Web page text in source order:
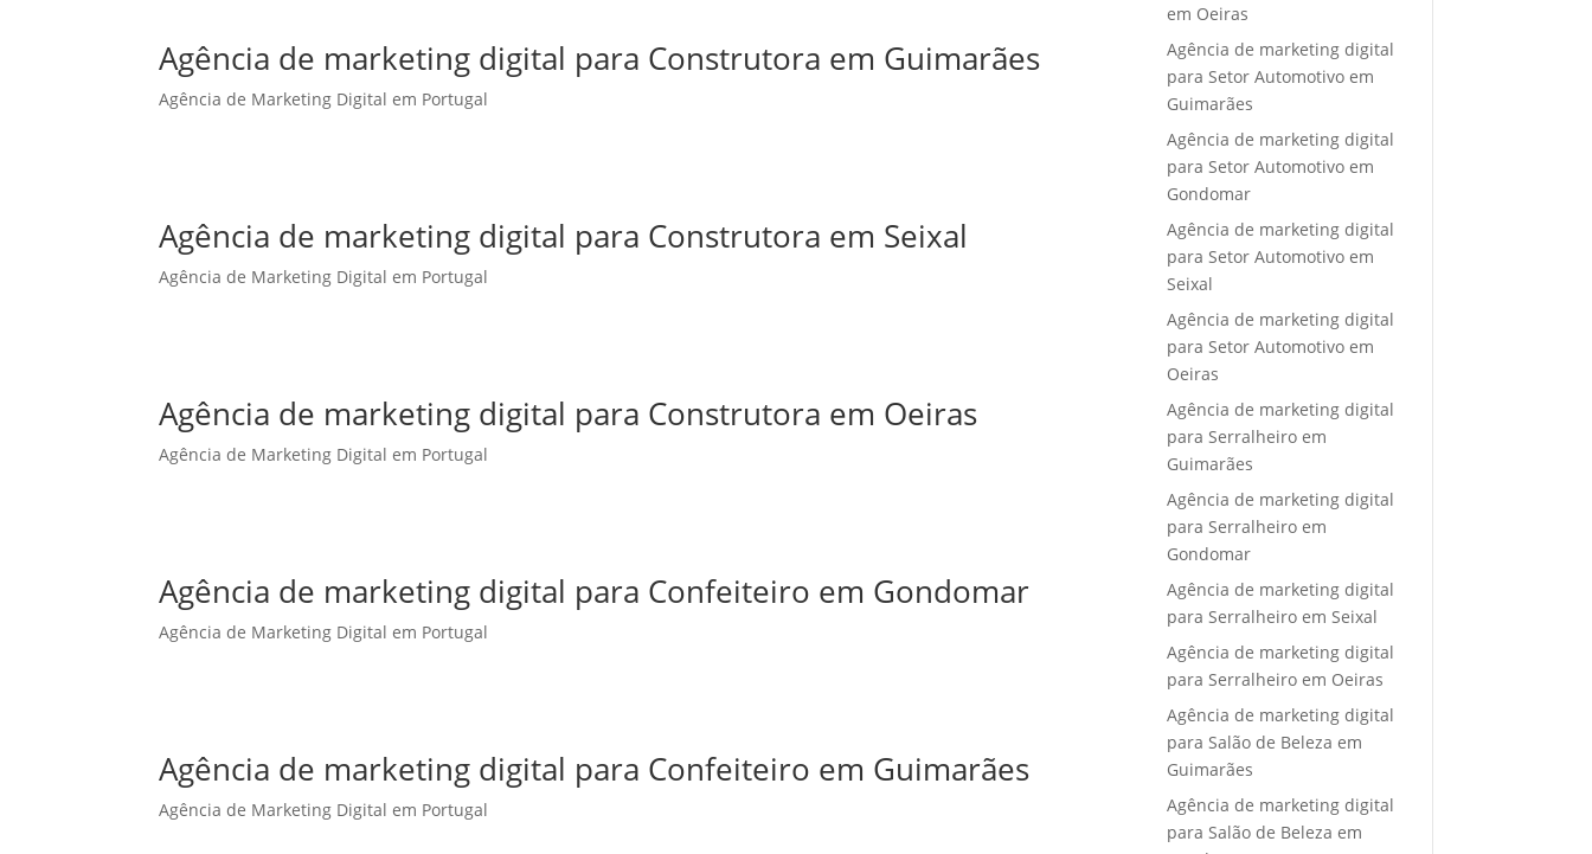
Agência de marketing digital para Construtora em Guimarães
Agência de Marketing Digital em Portugal
Agência de marketing digital para Construtora em Seixal
Agência de Marketing Digital em Portugal
Agência de marketing digital para Construtora em Oeiras
Agência de Marketing Digital em Portugal
Agência de marketing digital para Confeiteiro em Gondomar
Agência de Marketing Digital em Portugal
Agência de marketing digital para Confeiteiro em Guimarães
Agência de Marketing Digital em Portugal
em Oeiras
Agência de marketing digital
para Setor Automotivo em
Guimarães
Agência de marketing digital
para Setor Automotivo em
Gondomar
Agência de marketing digital
para Setor Automotivo em
Seixal
Agência de marketing digital
para Setor Automotivo em
Oeiras
Agência de marketing digital
para Serralheiro em
Guimarães
Agência de marketing digital
para Serralheiro em
Gondomar
Agência de marketing digital
para Serralheiro em Seixal
Agência de marketing digital
para Serralheiro em Oeiras
Agência de marketing digital
para Salão de Beleza em
Guimarães
Agência de marketing digital
para Salão de Beleza em